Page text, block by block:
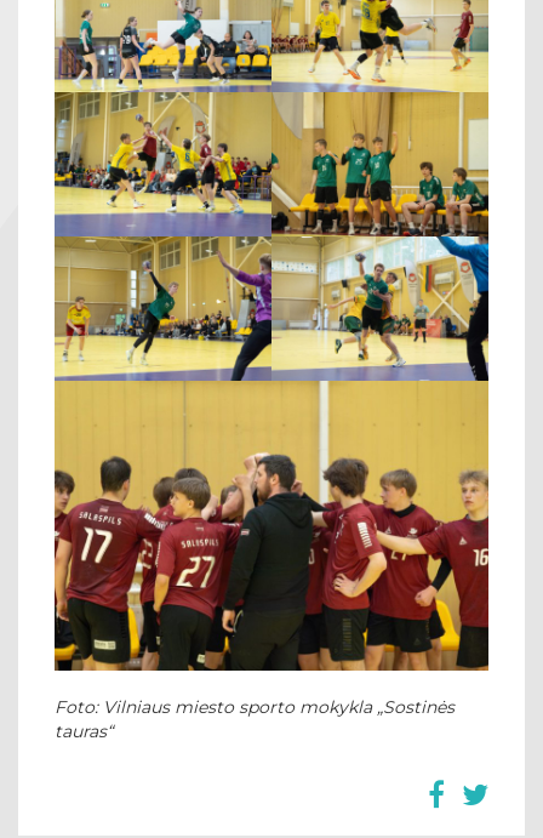
Foto: Vilniaus miesto sporto mokykla „Sostinės
tauras“